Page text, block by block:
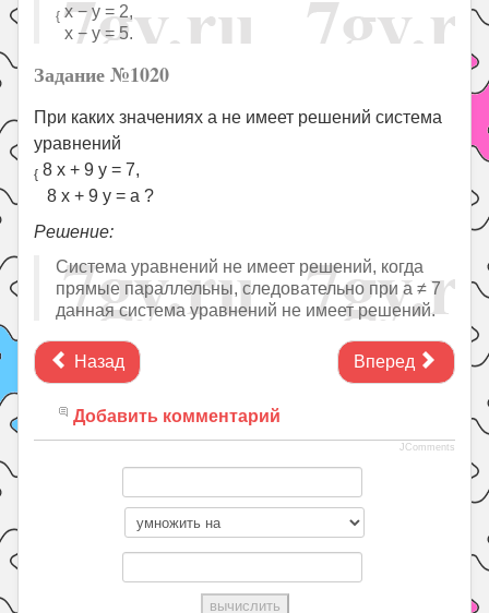
{ x − y = 2,
x − y = 5.
Задание №1020
При каких значениях a не имеет решений система
уравнений
{ 8 x + 9 y = 7,
8 x + 9 y = a ?
Решение:
Система уравнений не имеет решений, когда
прямые параллельны, следовательно при a ≠ 7
данная система уравнений не имеет решений.
Назад Вперед
Добавить комментарий
JComments